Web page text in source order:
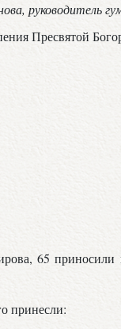
руководитель
Пресвятой
65
принесли: